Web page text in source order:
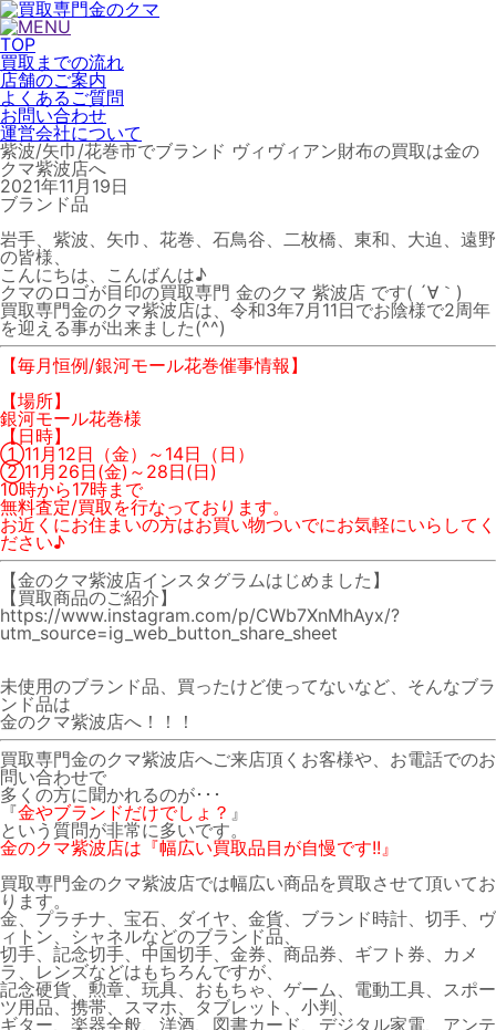
TOP
買取までの流れ
店舗のご案内
よくあるご質問
お問い合わせ
運営会社について
紫波/矢巾/花巻市でブランド ヴィヴィアン財布の買取は金の
クマ紫波店へ
2021年11月19日
ブランド品
岩手、紫波、矢巾、花巻、石鳥谷、二枚橋、東和、大迫、遠野
の皆様、
こんにちは、こんばんは♪
クマのロゴが目印の買取専門 金のクマ 紫波店 です( ´∀｀)
買取専門金のクマ紫波店は、令和3年7月11日でお陰様で2周年
を迎える事が出来ました(^^)
【毎月恒例/銀河モール花巻催事情報】
【場所】
銀河モール花巻様
【日時】
①11月12日（金）～14日（日）
②11月26日(金)～28日(日)
10時から17時まで
無料査定/買取を行なっております。
お近くにお住まいの方はお買い物ついでにお気軽にいらしてく
ださい♪
【金のクマ紫波店インスタグラムはじめました】
【買取商品のご紹介】
https://www.instagram.com/p/CWb7XnMhAyx/?
utm_source=ig_web_button_share_sheet
未使用のブランド品、買ったけど使ってないなど、そんなブラ
ンド品は
金のクマ紫波店へ！！！
買取専門金のクマ紫波店へご来店頂くお客様や、お電話でのお
問い合わせで
多くの方に聞かれるのが･･･
『金やブランドだけでしょ？ 』
という質問が非常に多いです。
金のクマ紫波店は『幅広い買取品目が自慢です!!』
買取専門金のクマ紫波店では幅広い商品を買取させて頂いてお
ります。
金、プラチナ、宝石、ダイヤ、金貨、ブランド時計、切手、ヴ
ィトン、シャネルなどのブランド品、
切手、記念切手、中国切手、金券、商品券、ギフト券、カメ
ラ、レンズなどはもちろんですが、
記念硬貨、勲章、玩具、おもちゃ、ゲーム、電動工具、スポー
ツ用品、携帯、スマホ、タブレット、小判、
ギター、楽器全般、洋酒、図書カード、デジタル家電、アンテ